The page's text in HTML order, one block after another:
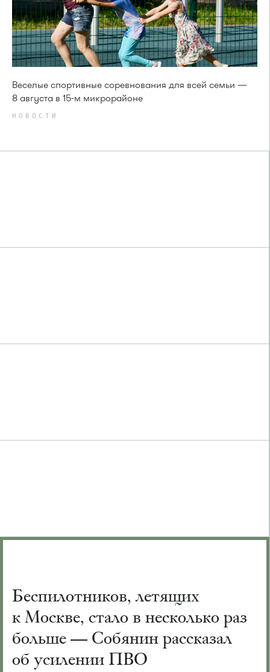
Веселые спортивные соревнования для всей семьи —
8 августа в 15-м микрорайоне
НОВОСТИ
Беспилотников, летящих
к Москве, стало в несколько раз
больше — Собянин рассказал
об усилении ПВО